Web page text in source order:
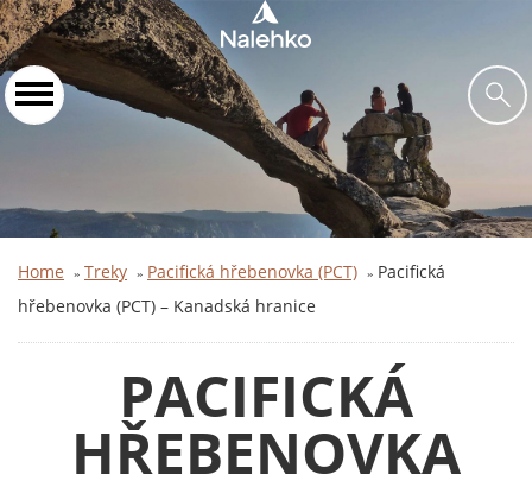
Home » Treky » Pacifická hřebenovka (PCT) » Pacifická
hřebenovka (PCT) – Kanadská hranice
PACIFICKÁ
HŘEBENOVKA